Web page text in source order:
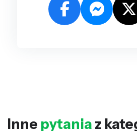
Inne pytania z